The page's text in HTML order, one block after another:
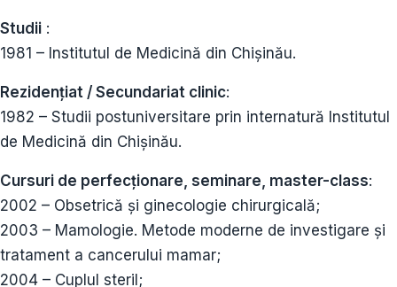
Studii :
1981 – Institutul de Medicină din Chișinău.
Rezidențiat / Secundariat clinic:
1982 – Studii postuniversitare prin internatură Institutul
de Medicină din Chișinău.
Cursuri de perfecționare, seminare, master-class:
2002 – Obsetrică și ginecologie chirurgicală;
2003 – Mamologie. Metode moderne de investigare și
tratament a cancerului mamar;
2004 – Cuplul steril;